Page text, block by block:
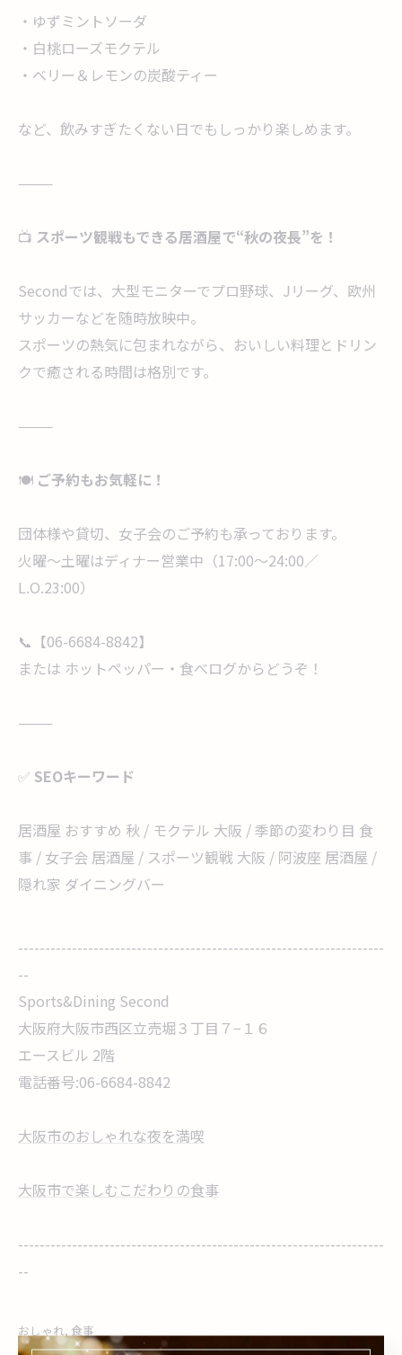
・ゆずミントソーダ
・白桃ローズモクテル
・ベリー＆レモンの炭酸ティー
など、飲みすぎたくない日でもしっかり楽しめます。
⸻
📺 スポーツ観戦もできる居酒屋で“秋の夜長”を！
Secondでは、大型モニターでプロ野球、Jリーグ、欧州
サッカーなどを随時放映中。
スポーツの熱気に包まれながら、おいしい料理とドリン
クで癒される時間は格別です。
⸻
🍽 ご予約もお気軽に！
団体様や貸切、女子会のご予約も承っております。
火曜〜土曜はディナー営業中（17:00〜24:00／
L.O.23:00）
📞【06-6684-8842】
または ホットペッパー・食べログからどうぞ！
⸻
✅ SEOキーワード
居酒屋 おすすめ 秋 / モクテル 大阪 / 季節の変わり目 食
事 / 女子会 居酒屋 / スポーツ観戦 大阪 / 阿波座 居酒屋 /
隠れ家 ダイニングバー
--------------------------------------------------------------------
--
Sports&Dining Second
大阪府大阪市西区立売堀３丁目７−１６
エースビル 2階
電話番号:06-6684-8842
大阪市のおしゃれな夜を満喫
大阪市で楽しむこだわりの食事
--------------------------------------------------------------------
--
おしゃれ 食事